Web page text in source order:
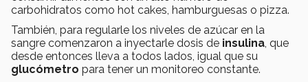
carbohidratos como hot cakes, hamburguesas o pizza.
También, para regularle los niveles de azúcar en la
sangre comenzaron a inyectarle dosis de insulina, que
desde entonces lleva a todos lados, igual que su
glucómetro para tener un monitoreo constante.